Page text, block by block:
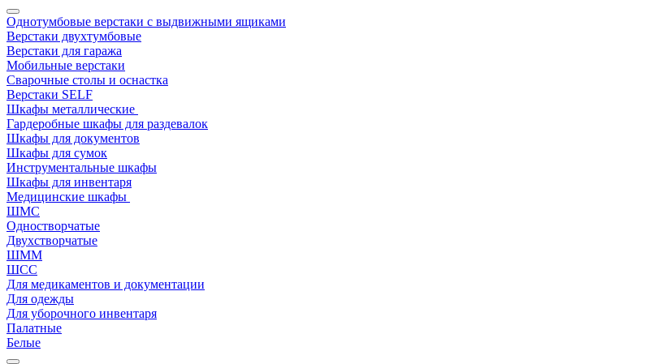
Однотумбовые верстаки с выдвижными ящиками
Верстаки двухтумбовые
Верстаки для гаража
Мобильные верстаки
Сварочные столы и оснастка
Верстаки SELF
Шкафы металлические
Гардеробные шкафы для раздевалок
Шкафы для документов
Шкафы для сумок
Инструментальные шкафы
Шкафы для инвентаря
Медицинские шкафы
ШМС
Одностворчатые
Двухстворчатые
ШММ
ШСС
Для медикаментов и документации
Для одежды
Для уборочного инвентаря
Палатные
Белые